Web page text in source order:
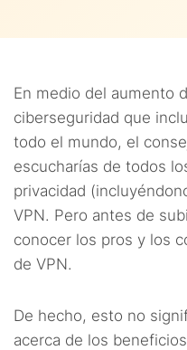
En medio del aumento
ciberseguridad que
todo el mundo, el
escucharías de todos
privacidad
VPN. Pero antes de
conocer los pros y los
de VPN.
De hecho, esto no
acerca de los
digital
10.3. Velocidades
10.4. Red de servidores
10.5. Videos emitidos por
consolidaciones en la
12. Conclusión
13. Preguntas frecuentes